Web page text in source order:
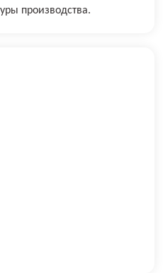
производства.